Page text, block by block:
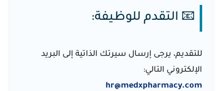
📧 التقدم للوظيفة:
للتقديم، يرجى إرسال سيرتك الذاتية إلى البريد
الإلكتروني التالي:
hr@medxpharmacy.com